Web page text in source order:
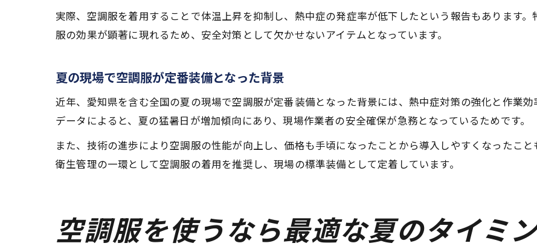
空調服のファン設定で最大限の涼しさを引き出
空調服と冷却グッズの併用で暑さ対策を徹底
実際、空調服を着用することで体温上昇を抑制し、熱中症の発症率が低下したという報告もあります
服の効果が顕著に現れるため、安全対策として欠かせないアイテムとなっています。
夏の現場で空調服が定番装備となった背景
近年、愛知県を含む全国の夏の現場で空調服が定番装備となった背景には、熱中症対策の強化と作業
データによると、夏の猛暑日が増加傾向にあり、現場作業者の安全確保が急務となっているためです。
また、技術の進歩により空調服の性能が向上し、価格も手頃になったことから導入しやすくなったこ
衛生管理の一環として空調服の着用を推奨し、現場の標準装備として定着しています。
空調服を使うなら最適な夏のタイミ